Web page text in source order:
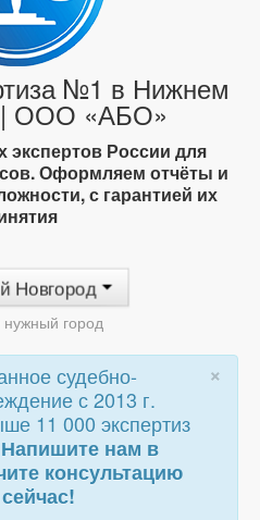
№1 в Нижнем
| ООО «АБО»
России для
Оформляем отчёты и
с гарантией их
Новгород
город
×
судебно-
с 2013 г.
11 000 экспертиз
Напишите нам в
консультацию